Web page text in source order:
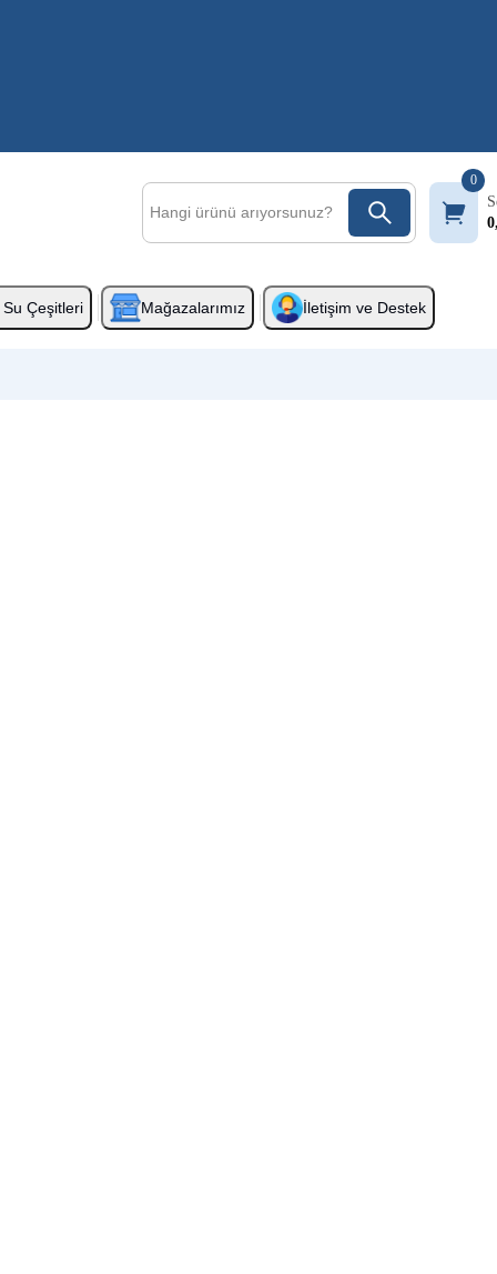
0
Su Çeşitleri Mağazalarımız İletişim ve Destek